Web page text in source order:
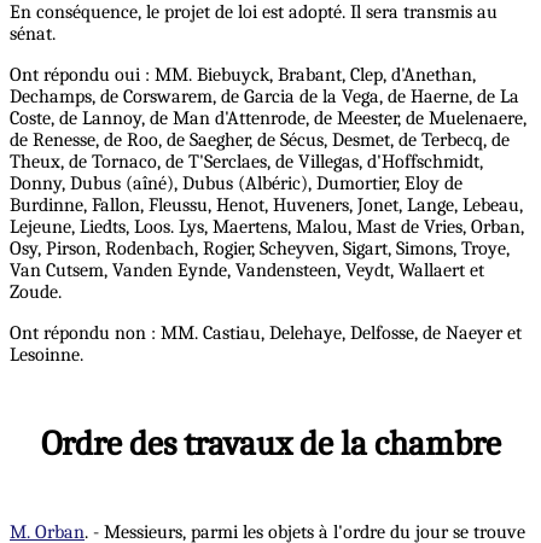
En conséquence, le projet de loi est adopté. Il sera transmis au
sénat.
Ont répondu oui : MM. Biebuyck, Brabant, Clep, d'Anethan,
Dechamps, de Corswarem, de Garcia de la Vega, de Haerne, de La
Coste, de Lannoy, de Man d'Attenrode, de Meester, de Muelenaere,
de Renesse, de Roo, de Saegher, de Sécus, Desmet, de Terbecq, de
Theux, de Tornaco, de T'Serclaes, de Villegas, d'Hoffschmidt,
Donny, Dubus (aîné), Dubus (Albéric), Dumortier, Eloy de
Burdinne, Fallon, Fleussu, Henot, Huveners, Jonet, Lange, Lebeau,
Lejeune, Liedts, Loos. Lys, Maertens, Malou, Mast de Vries, Orban,
Osy, Pirson, Rodenbach, Rogier, Scheyven, Sigart, Simons, Troye,
Van Cutsem, Vanden Eynde, Vandensteen, Veydt, Wallaert et
Zoude.
Ont répondu non : MM. Castiau, Delehaye, Delfosse, de Naeyer et
Lesoinne.
Ordre des travaux de la chambre
M. Orban. - Messieurs, parmi les objets à l'ordre du jour se trouve